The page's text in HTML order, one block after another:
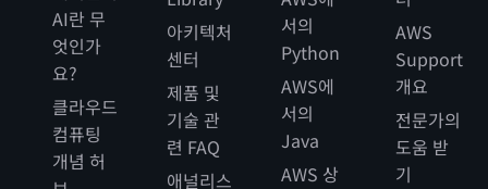
AI란 무
엇인가
요?
클라우드
컴퓨팅
개념 허
아키텍처
센터
제품 및
기술 관
련 FAQ
애널리스
서의
Python
AWS에
서의
Java
AWS 상
AWS
Support
개요
전문가의
도움 받
기